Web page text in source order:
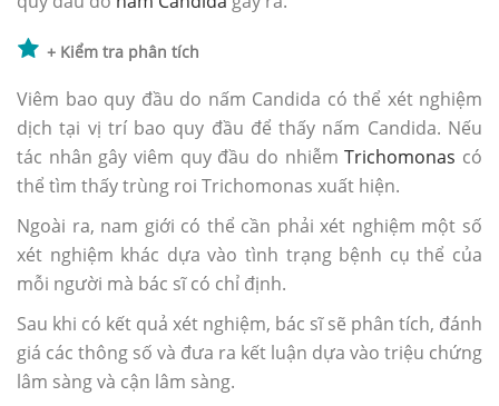
+ Kiểm tra phân tích
Viêm bao quy đầu do nấm Candida có thể xét nghiệm
dịch tại vị trí bao quy đầu để thấy nấm Candida. Nếu
tác nhân gây viêm quy đầu do nhiễmTrichomonas có
thể tìm thấy trùng roi Trichomonas xuất hiện.
Ngoài ra, nam giới có thể cần phải xét nghiệm một số
xét nghiệm khác dựa vào tình trạng bệnh cụ thể của
mỗi người mà bác sĩ có chỉ định.
Sau khi có kết quả xét nghiệm, bác sĩ sẽ phân tích, đánh
giá các thông số và đưa ra kết luận dựa vào triệu chứng
lâm sàng và cận lâm sàng.